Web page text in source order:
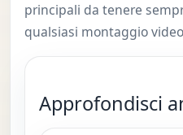
principali da tenere
qualsiasi montaggio
Approfondisci